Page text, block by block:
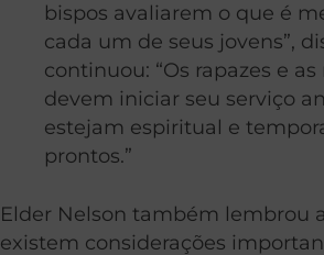
bispos avaliarem o que é
cada um de seus jovens”,
continuou: “Os rapazes e
devem iniciar seu serviço
estejam espiritual e
prontos.”
Elder Nelson também lembrou
existem considerações